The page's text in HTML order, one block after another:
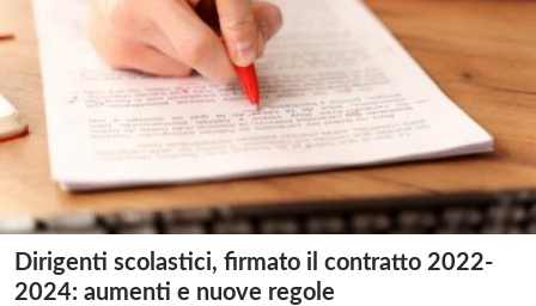
Dirigenti scolastici, firmato il contratto 2022-
2024: aumenti e nuove regole